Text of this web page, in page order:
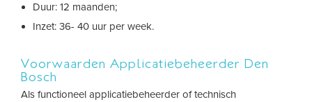
Duur: 12 maanden;
Inzet: 36- 40 uur per week.
Voorwaarden Applicatiebeheerder Den
Bosch
Als functioneel applicatiebeheerder of technisch